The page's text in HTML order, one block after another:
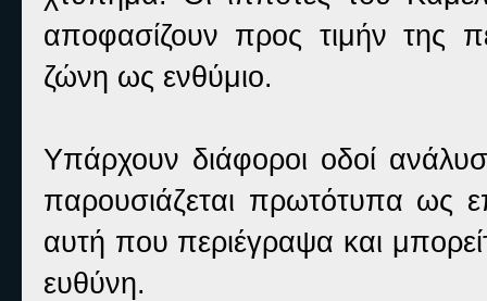
αποφασίζουν προς τιμήν της
ζώνη ως ενθύμιο.
Υπάρχουν διάφοροι οδοί
παρουσιάζεται πρωτότυπα ως
αυτή που περιέγραψα και
ευθύνη.